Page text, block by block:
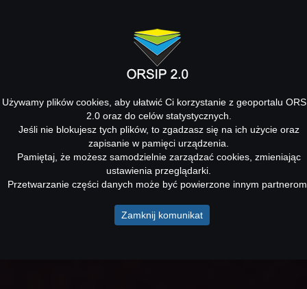
Używamy plików cookies, aby ułatwić Ci korzystanie z geoportalu
2.0 oraz do celów statystycznych.
Jeśli nie blokujesz tych plików, to zgadzasz się na ich użycie oraz
zapisanie w pamięci urządzenia.
Pamiętaj, że możesz samodzielnie zarządzać cookies, zmieniając
ustawienia przeglądarki.
Przetwarzanie części danych może być powierzone innym
Zamknij komunikat